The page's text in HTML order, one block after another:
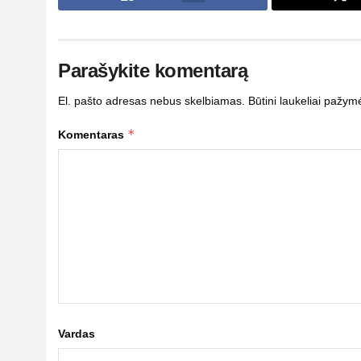
Parašykite komentarą
El. pašto adresas nebus skelbiamas. Būtini laukeliai
Komentaras *
Vardas